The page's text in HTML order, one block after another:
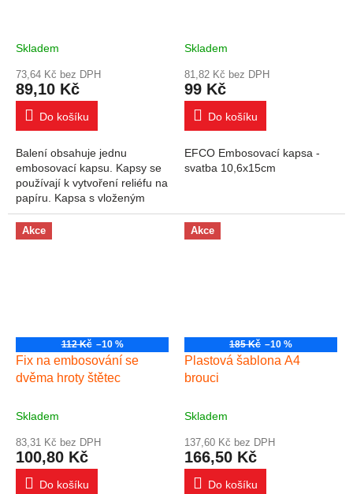
Skladem
73,64 Kč bez DPH
89,10 Kč
Do košíku
Balení obsahuje jednu
embosovací kapsu. Kapsy se
používají k vytvoření reliéfu na
papíru. Kapsa s vloženým
papírem se vkládá do přístroje
Big Shot případně jiného
lisovacího...
Skladem
81,82 Kč bez DPH
99 Kč
Do košíku
EFCO Embosovací kapsa -
svatba 10,6x15cm
Akce
112 Kč –10 %
Fix na embosování se
dvěma hroty štětec
Skladem
83,31 Kč bez DPH
100,80 Kč
Do košíku
Akce
185 Kč –10 %
Plastová šablona A4
brouci
Skladem
137,60 Kč bez DPH
166,50 Kč
Do košíku